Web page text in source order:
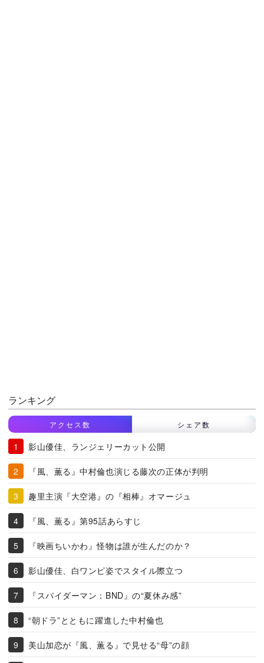
ランキング
アクセス数 シェア数
影山優佳、ランジェリーカット公開
『風、薫る』中村倫也演じる藤次の正体が判明
趣里主演『大空港』の『相棒』オマージュ
『風、薫る』第95話あらすじ
『映画ちいかわ』怪物は誰が生んだのか？
影山優佳、白ワンピ姿でスタイル際立つ
『スパイダーマン：BND』の“夏休み感”
“朝ドラ”とともに躍進した中村倫也
美山加恋が『風、薫る』で見せる“母”の顔